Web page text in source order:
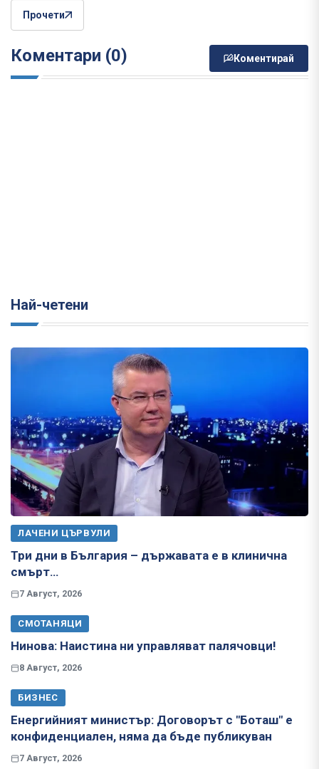
Прочети
Коментари (0) Коментирай
Най-четени
ЛАЧЕНИ ЦЪРВУЛИ
Три дни в България – държавата е в клинична
смърт…
7 Август, 2026
СМОТАНЯЦИ
Нинова: Наистина ни управляват палячовци!
8 Август, 2026
БИЗНЕС
Енергийният министър: Договорът с "Боташ" е
конфиденциален, няма да бъде публикуван
7 Август, 2026